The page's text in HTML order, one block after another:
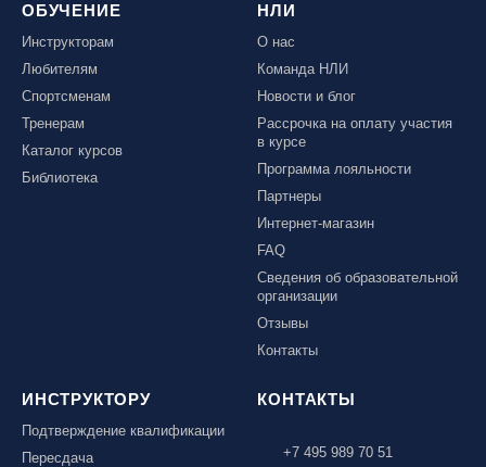
ОБУЧЕНИЕ
Инструкторам
Любителям
Спортсменам
Тренерам
Каталог курсов
Библиотека
НЛИ
О нас
Команда НЛИ
Новости и блог
Рассрочка на оплату участия
в курсе
Программа лояльности
Партнеры
Интернет-магазин
FAQ
Сведения об образовательной
организации
Отзывы
Контакты
ИНСТРУКТОРУ
Подтверждение квалификации
Пересдача
КОНТАКТЫ
+7 495 989 70 51